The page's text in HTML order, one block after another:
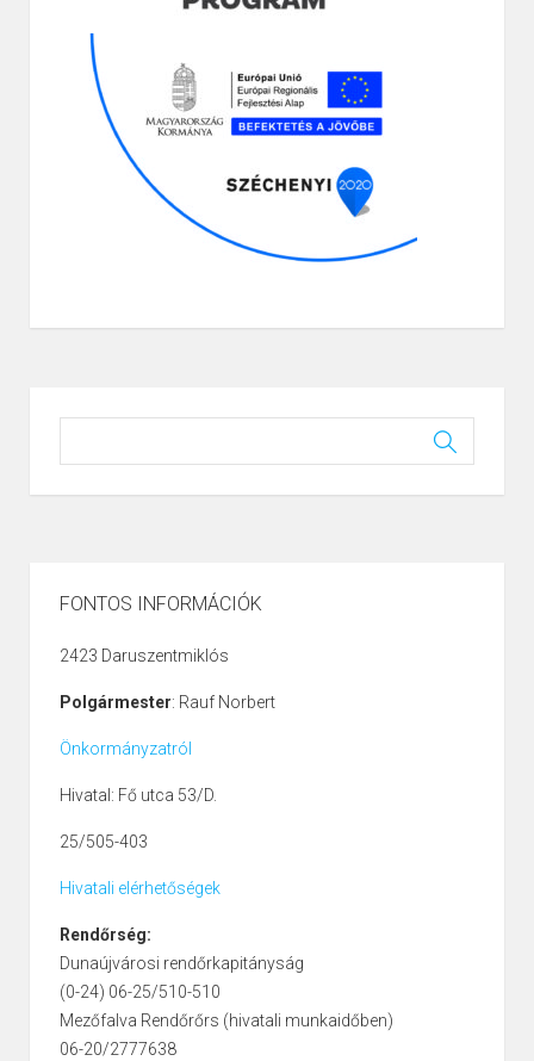
FONTOS INFORMÁCIÓK
2423 Daruszentmiklós
Polgármester: Rauf Norbert
Önkormányzatról
Hivatal: Fő utca 53/D.
25/505-403
Hivatali elérhetőségek
Rendőrség:
Dunaújvárosi rendőrkapitányság
(0-24) 06-25/510-510
Mezőfalva Rendőrőrs (hivatali munkaidőben)
06-20/2777638